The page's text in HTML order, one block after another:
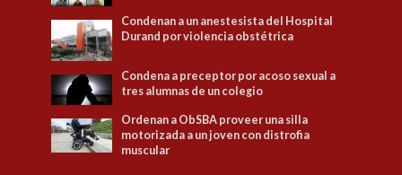
Condenan a un anestesista del Hospital
Durand por violencia obstétrica
Condena a preceptor por acoso sexual a
tres alumnas de un colegio
Ordenan a ObSBA proveer una silla
motorizada a un joven con distrofia
muscular